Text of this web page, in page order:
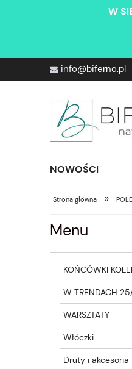
W
info@biferno.pl
NOWOŚCI
Strona główna »
Menu
KOŃCÓWKI
W TRENDACH
WARSZTATY
Włóczki
Druty i akcesoria